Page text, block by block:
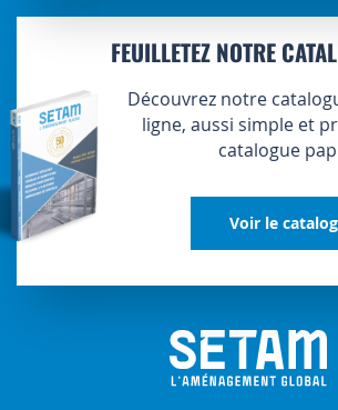
FEUILLETEZ NOTRE
Découvrez notre
ligne, aussi simple et
catalogue
Voir le